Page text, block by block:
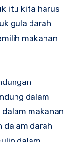
itu kita harus
gula darah
makanan
dalam
makanan
dalam darah